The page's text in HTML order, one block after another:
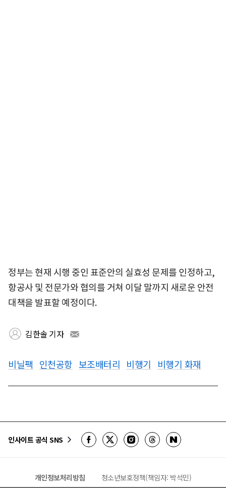
정부는 현재 시행 중인 표준안의 실효성 문제를 인정하고,
항공사 및 전문가와 협의를 거쳐 이달 말까지 새로운 안전
대책을 발표할 예정이다.
김한솔 기자
비닐팩 인천공항 보조배터리 비행기 비행기 화재
인사이트 공식 SNS
개인정보처리방침 청소년보호정책(책임자: 박석민)